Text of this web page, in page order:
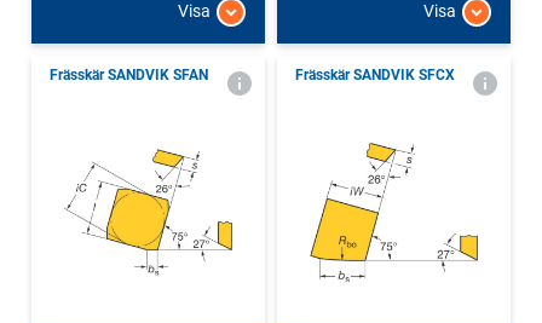
Visa Visa
Frässkär SANDVIK SFAN Frässkär SANDVIK SFCX